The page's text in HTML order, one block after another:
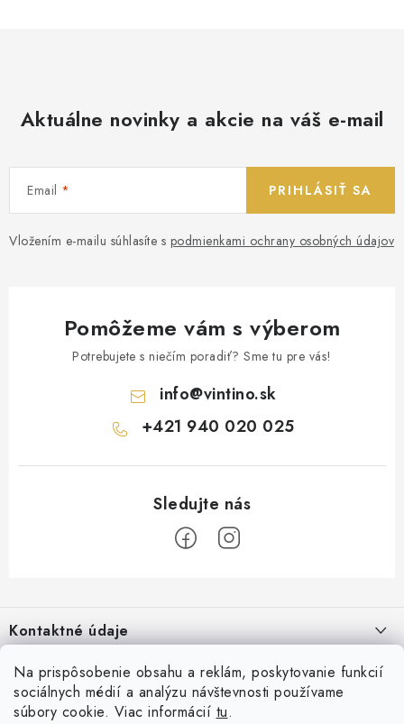
Na prispôsobenie obsahu a reklám, poskytovanie funkcií
sociálnych médií a analýzu návštevnosti používame
súbory cookie. Viac informácií tu.
Aktuálne novinky a akcie na váš e-mail
Email
Vložením e-mailu súhlasíte s podmienkami ochrany osobných údajov
PRIHLÁSIŤ SA
Pomôžeme vám s výberom
Potrebujete s niečím poradiť? Sme tu pre vás!
info@vintino.sk
+421 940 020 025
pKontaktné údaje
Vintino.sk
Prevádzkovateľ: LAURES s.r.o.
O nás
Všeobecné obchodné podmienky